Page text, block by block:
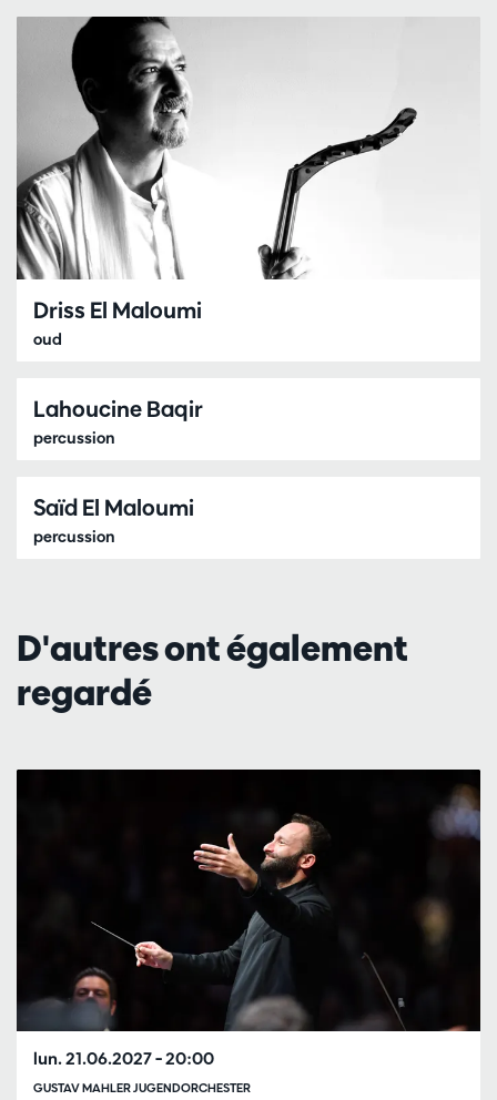
Driss El Maloumi
oud
Lahoucine Baqir
percussion
Saïd El Maloumi
percussion
D'autres ont également
regardé
GUSTAV MAHLER JUGENDORCHESTER
lun. 21.06.2027– 20:00